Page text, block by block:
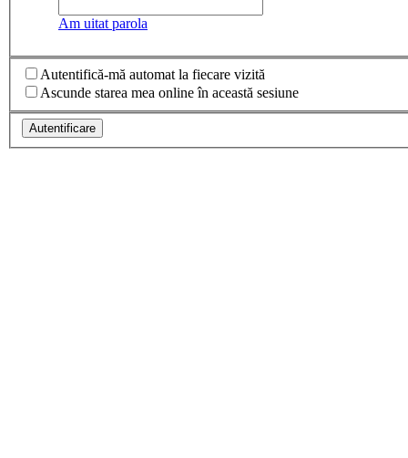
Am uitat parola
Autentifică-mă automat la fiecare vizită
Ascunde starea mea online în această sesiune